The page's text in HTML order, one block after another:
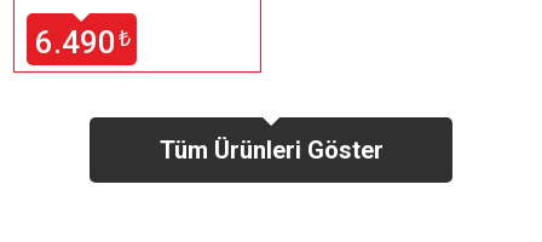
6.490 ₺
Tüm Ürünleri Göster